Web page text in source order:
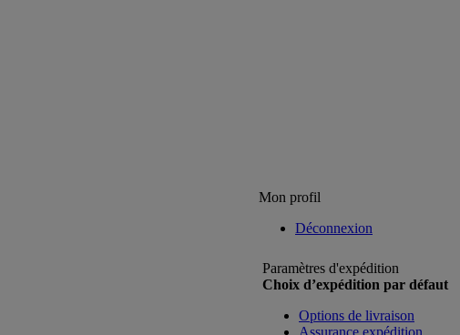
Mon profil
Déconnexion
Paramètres d'expédition
Choix d’expédition par défaut
Options de livraison
Assurance expédition